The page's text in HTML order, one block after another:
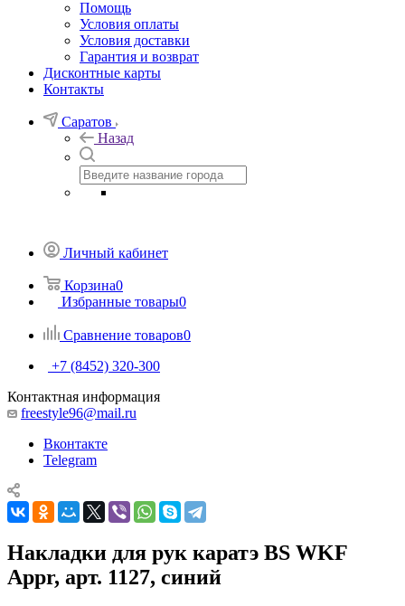
Помощь
Условия оплаты
Условия доставки
Гарантия и возврат
Дисконтные карты
Контакты
Саратов
Назад
Личный кабинет
Корзина0
Избранные товары0
Сравнение товаров0
+7 (8452) 320-300
Контактная информация
freestyle96@mail.ru
Вконтакте
Telegram
Накладки для рук каратэ BS WKF
Appr, арт. 1127, синий